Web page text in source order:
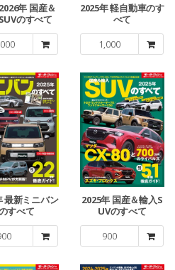
年 国産＆
のすべて
2025年 軽自動車のす
べて
1,000
最新ミニバン
すべて
2025年 国産＆輸入S
UVのすべて
900